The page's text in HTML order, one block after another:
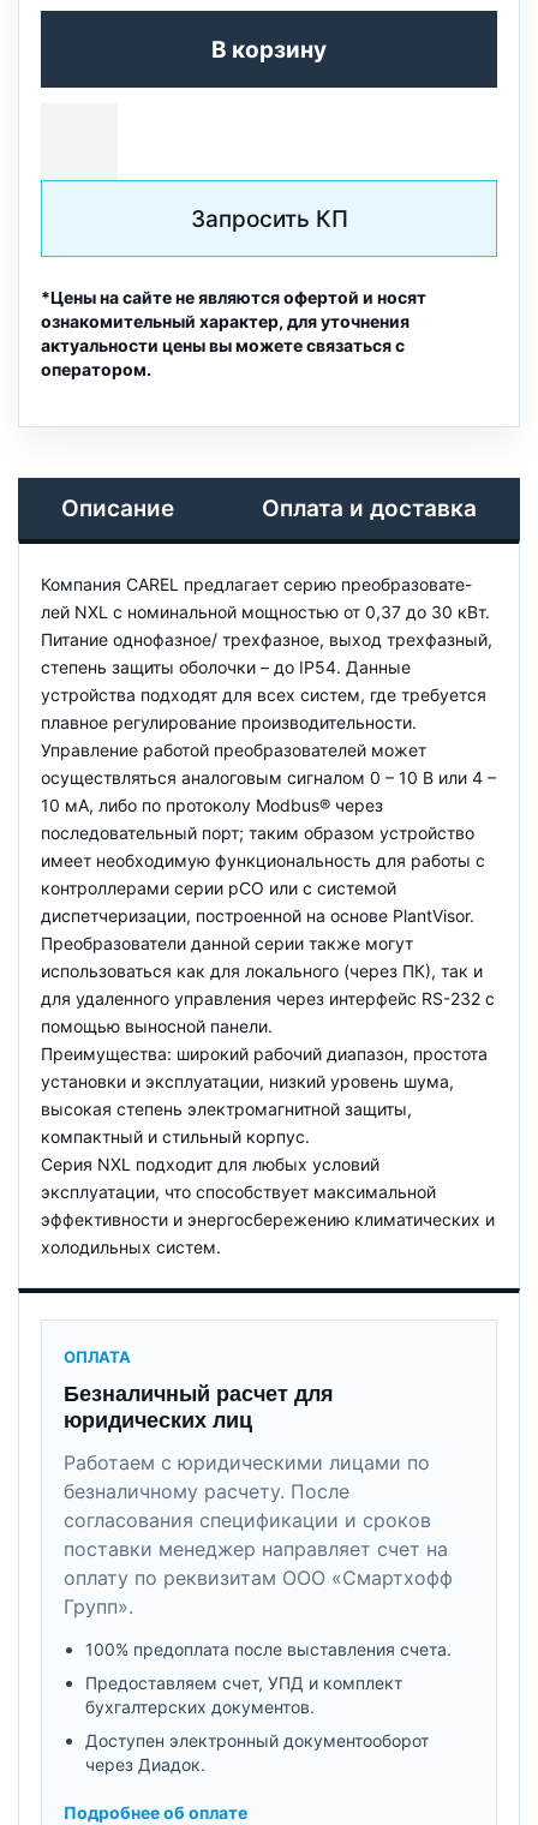
В корзину
Запросить КП
*Цены на сайте не являются офертой и носят
ознакомительный характер, для уточнения
актуальности цены вы можете связаться с
оператором.
Описание Оплата и доставка
Компания CAREL предлагает серию преобразовате-
лей NXL с номинальной мощностью от 0,37 до 30 кВт.
Питание однофазное/ трехфазное, выход трехфазный,
степень защиты оболочки – до IP54. Данные
устройства подходят для всех систем, где требуется
плавное регулирование производительности.
Управление работой преобразователей может
осуществляться аналоговым сигналом 0 – 10 В или 4 –
10 мА, либо по протоколу Modbus® через
последовательный порт; таким образом устройство
имеет необходимую функциональность для работы с
контроллерами серии pCO или с системой
диспетчеризации, построенной на основе PlantVisor.
Преобразователи данной серии также могут
использоваться как для локального (через ПК), так и
для удаленного управления через интерфейс RS-232 с
помощью выносной панели.
Преимущества: широкий рабочий диапазон, простота
установки и эксплуатации, низкий уровень шума,
высокая степень электромагнитной защиты,
компактный и стильный корпус.
Серия NXL подходит для любых условий
эксплуатации, что способствует максимальной
эффективности и энергосбережению климатических и
холодильных систем.
ОПЛАТА
Безналичный расчет для
юридических лиц
Работаем с юридическими лицами по
безналичному расчету. После
согласования спецификации и сроков
поставки менеджер направляет счет на
оплату по реквизитам ООО «Смартхофф
Групп».
100% предоплата после выставления счета.
Предоставляем счет, УПД и комплект
бухгалтерских документов.
Доступен электронный документооборот
через Диадок.
Подробнее об оплате